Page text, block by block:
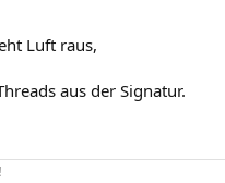
Luft raus,
aus der Signatur.